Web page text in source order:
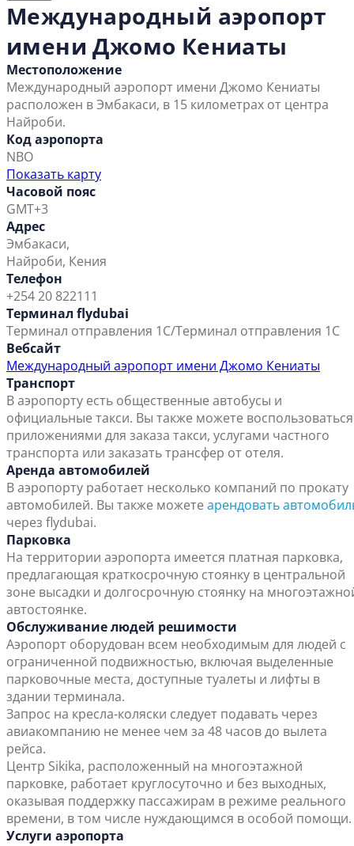
Международный аэропорт
имени Джомо Кениаты
Местоположение
Международный аэропорт имени Джомо Кениаты
расположен в Эмбакаси, в 15 километрах от центра
Найроби.
Код аэропорта
NBO
Показать карту
Часовой пояс
GMT+3
Адрес
Эмбакаси,
Найроби, Кения
Телефон
+254 20 822111
Терминал flydubai
Терминал отправления 1C/Терминал отправления 1C
Вебсайт
Международный аэропорт имени Джомо Кениаты
Транспорт
В аэропорту есть общественные автобусы и
официальные такси. Вы также можете воспользоваться
приложениями для заказа такси, услугами частного
транспорта или заказать трансфер от отеля.
Аренда автомобилей
В аэропорту работает несколько компаний по прокату
автомобилей. Вы также можете арендовать
через flydubai.
Парковка
На территории аэропорта имеется платная парковка,
предлагающая краткосрочную стоянку в центральной
зоне высадки и долгосрочную стоянку на
автостоянке.
Обслуживание людей решимости
Аэропорт оборудован всем необходимым для людей с
ограниченной подвижностью, включая выделенные
парковочные места, доступные туалеты и лифты в
здании терминала.
Запрос на кресла-коляски следует подавать через
авиакомпанию не менее чем за 48 часов до вылета
рейса.
Центр Sikika, расположенный на многоэтажной
парковке, работает круглосуточно и без выходных,
оказывая поддержку пассажирам в режиме реального
времени, в том числе нуждающимся в особой помощи.
Услуги аэропорта